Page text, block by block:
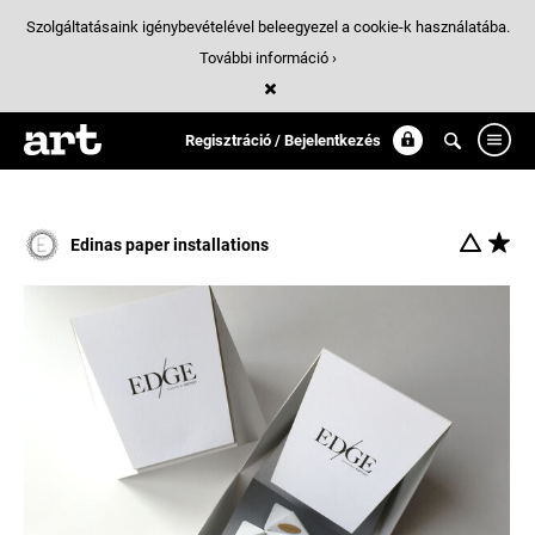
Regisztráció / Bejelentkezés
Találatok/ 1:
karman
Edinas paper installations
Szolgáltatásaink igénybevételével beleegyezel a cookie-k használatába.
További információ ›